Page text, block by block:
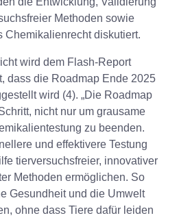
Methoden sowie
Chemikalienrecht diskutiert.
wird dem Flash-Report
dass die Roadmap Ende 2025
wird (4). „Die Roadmap
nicht nur um grausame
zu beenden.
und effektivere Testung
tierversuchsfreier, innovativer
Methoden ermöglichen. So
Gesundheit und die Umwelt
ohne dass Tiere dafür leiden